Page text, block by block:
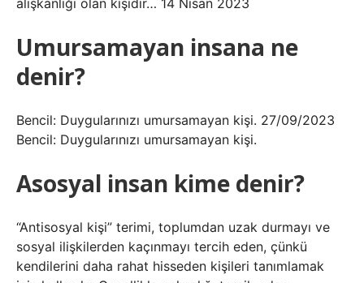
alışkanlığı olan kişidir… 14 Nisan 2023
Umursamayan insana ne
denir?
Bencil: Duygularınızı umursamayan kişi. 27/09/2023
Bencil: Duygularınızı umursamayan kişi.
Asosyal insan kime denir?
“Antisosyal kişi” terimi, toplumdan uzak durmayı ve
sosyal ilişkilerden kaçınmayı tercih eden, çünkü
kendilerini daha rahat hisseden kişileri tanımlamak